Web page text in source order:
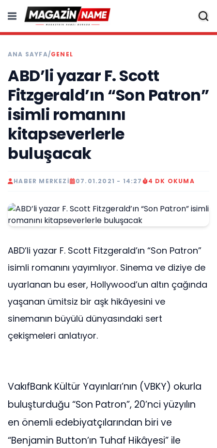
ANA SAYFA/GENEL
ABD’li yazar F. Scott
Fitzgerald’ın “Son Patron”
isimli romanını
kitapseverlerle
buluşacak
HABER MERKEZI 07.01.2021 - 14:27 4 DK OKUMA
ABD’li yazar F. Scott Fitzgerald’ın “Son Patron”
isimli romanını yayımlıyor. Sinema ve diziye de
uyarlanan bu eser, Hollywood’un altın çağında
yaşanan ümitsiz bir aşk hikâyesini ve
sinemanın büyülü dünyasındaki sert
çekişmeleri anlatıyor.
VakıfBank Kültür Yayınları’nın (VBKY) okurla
buluşturduğu “Son Patron”, 20’nci yüzyılın
en önemli edebiyatçılarından biri ve
“Benjamin Button’ın Tuhaf Hikâyesi” ile